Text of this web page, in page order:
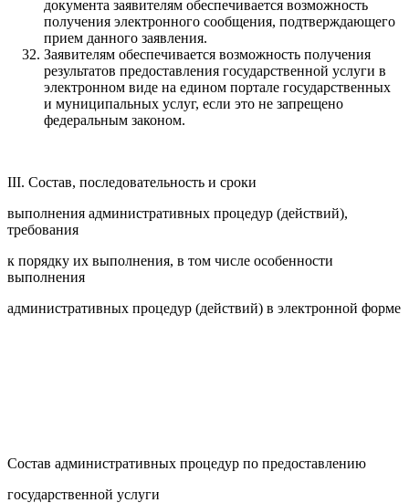
документа заявителям обеспечивается возможность
получения электронного сообщения, подтверждающего
прием данного заявления.
Заявителям обеспечивается возможность получения
результатов предоставления государственной услуги в
электронном виде на едином портале государственных
и муниципальных услуг, если это не запрещено
федеральным законом.
III. Состав, последовательность и сроки
выполнения административных процедур (действий),
требования
к порядку их выполнения, в том числе особенности
выполнения
административных процедур (действий) в электронной форме
Состав административных процедур по предоставлению
государственной услуги